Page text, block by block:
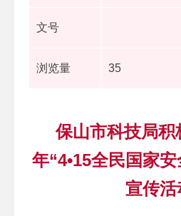
文号
浏览量 35
保山市科技局积
年“4•15全民国家
宣传活